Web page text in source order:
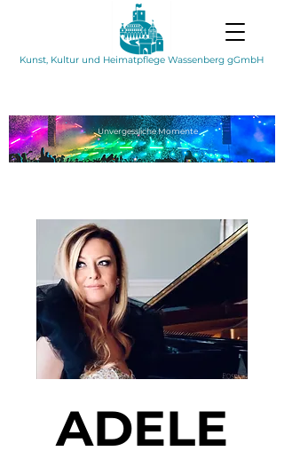
Kunst, Kultur und Heimatpflege Wassenberg gGmbH
UnvergesslicheMomente
ADELE